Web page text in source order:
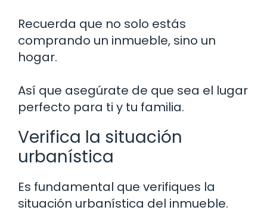
Recuerda que no solo estás
comprando un inmueble, sino un
hogar.
Así que asegúrate de que sea el lugar
perfecto para ti y tu familia.
Verifica la situación
urbanística
Es fundamental que verifiques la
situación urbanística del inmueble.